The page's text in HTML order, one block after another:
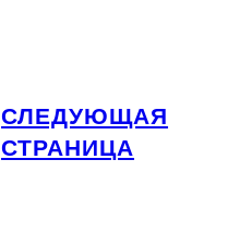
СЛЕДУЮЩАЯ
СТРАНИЦА